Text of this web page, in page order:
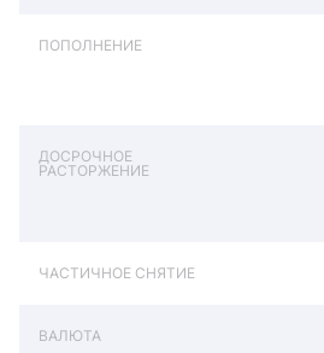
ПОПОЛНЕНИЕ
ДОСРОЧНОЕ
РАСТОРЖЕНИЕ
ЧАСТИЧНОЕ СНЯТИЕ
ВАЛЮТА